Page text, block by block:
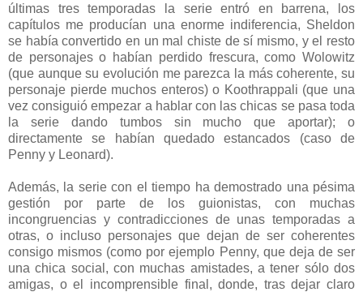
últimas tres temporadas la serie entró en barrena, los
capítulos me producían una enorme indiferencia, Sheldon
se había convertido en un mal chiste de sí mismo, y el resto
de personajes o habían perdido frescura, como Wolowitz
(que aunque su evolución me parezca la más coherente, su
personaje pierde muchos enteros) o Koothrappali (que una
vez consiguió empezar a hablar con las chicas se pasa toda
la serie dando tumbos sin mucho que aportar); o
directamente se habían quedado estancados (caso de
Penny y Leonard).
Además, la serie con el tiempo ha demostrado una pésima
gestión por parte de los guionistas, con muchas
incongruencias y contradicciones de unas temporadas a
otras, o incluso personajes que dejan de ser coherentes
consigo mismos (como por ejemplo Penny, que deja de ser
una chica social, con muchas amistades, a tener sólo dos
amigas, o el incomprensible final, donde, tras dejar claro